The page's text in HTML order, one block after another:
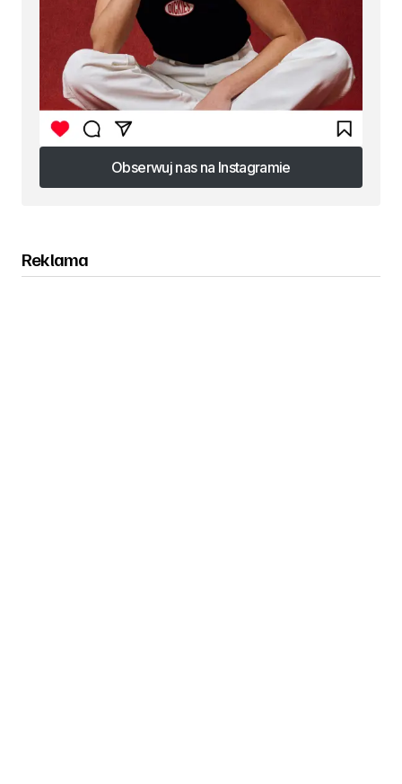
Obserwuj nas na Instagramie
Obserwuj nas na Instagramie
Reklama